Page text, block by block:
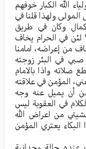
الله الکبار خوفهم
ولهذا قلنا في
وکان في طریق
لئن في الحرام یخاف
من إعراضه، امامنا
صبي في البئر زوجته
صلاته واذا بالامام
المؤمن في علاقته
أن یمیل عنه وجه
في العقوبة لیس
من اعراض الله
یعتري المؤمن